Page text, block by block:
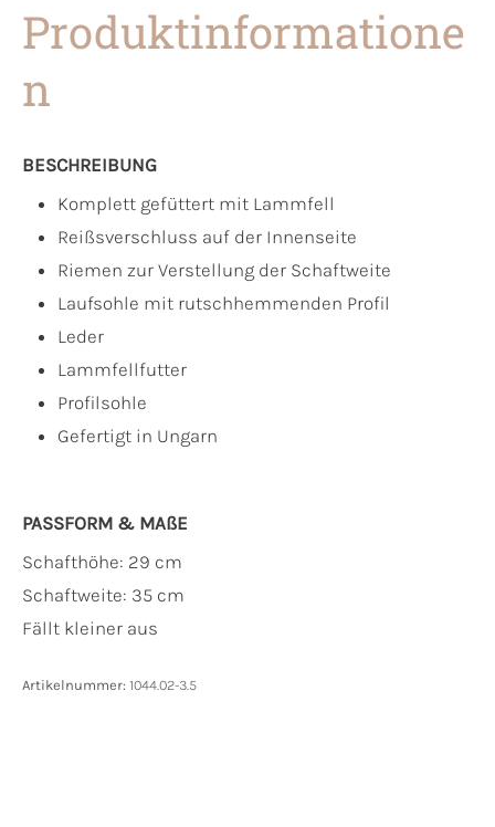
Produktinformatione
n
BESCHREIBUNG
Komplett gefüttert mit Lammfell
Reißsverschluss auf der Innenseite
Riemen zur Verstellung der Schaftweite
Laufsohle mit rutschhemmenden Profil
Leder
Lammfellfutter
Profilsohle
Gefertigt in Ungarn
PASSFORM & MAẞE
Schafthöhe: 29 cm
Schaftweite: 35 cm
Fällt kleiner aus
Artikelnummer: 1044.02-3.5